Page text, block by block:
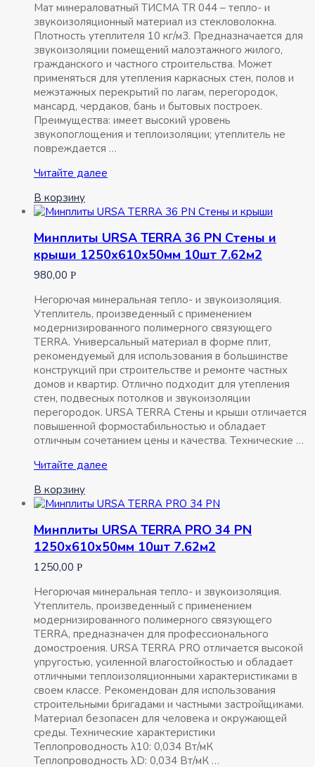
Мат минераловатный ТИСМА TR 044 – тепло- и
звукоизоляционный материал из стекловолокна.
Плотность утеплителя 10 кг/м3. Предназначается для
звукоизоляции помещений малоэтажного жилого,
гражданского и частного строительства. Может
применяться для утепления каркасных стен, полов и
межэтажных перекрытий по лагам, перегородок,
мансард, чердаков, бань и бытовых построек.
Преимущества: имеет высокий уровень
звукопоглощения и теплоизоляции; утеплитель не
повреждается …
Минматы
8300х600х50мм
2шт
Читайте далее
В корзину
Минплиты URSA TERRA 36 PN Стены и
крыши 1250х610х50мм 10шт 7.62м2
980,00 Р
Негорючая минеральная тепло- и звукоизоляция.
Утеплитель, произведенный с применением
модернизированного полимерного связующего
TERRA. Универсальный материал в форме плит,
рекомендуемый для использования в большинстве
конструкций при строительстве и ремонте частных
домов и квартир. Отлично подходит для утепления
стен, подвесных потолков и звукоизоляции
перегородок. URSA TERRA Стены и крыши отличается
повышенной формостабильностью и обладает
отличным сочетанием цены и качества. Технические …
Минплиты
TERRA
36
Стены
и
крыши
1250х610х50мм
10шт
7.62м2
Читайте далее
В корзину
Минплиты URSA TERRA PRO 34 PN
1250х610х50мм 10шт 7.62м2
1250,00 Р
Негорючая минеральная тепло- и звукоизоляция.
Утеплитель, произведенный с применением
модернизированного полимерного связующего
TERRA, предназначен для профессионального
домостроения. URSA TERRA PRO отличается высокой
упругостью, усиленной влагостойкостью и обладает
отличными теплоизоляционными характеристиками в
своем классе. Рекомендован для использования
строительными бригадами и частными застройщиками.
Материал безопасен для человека и окружающей
среды. Технические характеристики
Теплопроводность λ10: 0,034 Вт/мК
Теплопроводность λD: 0,034 Вт/мК …